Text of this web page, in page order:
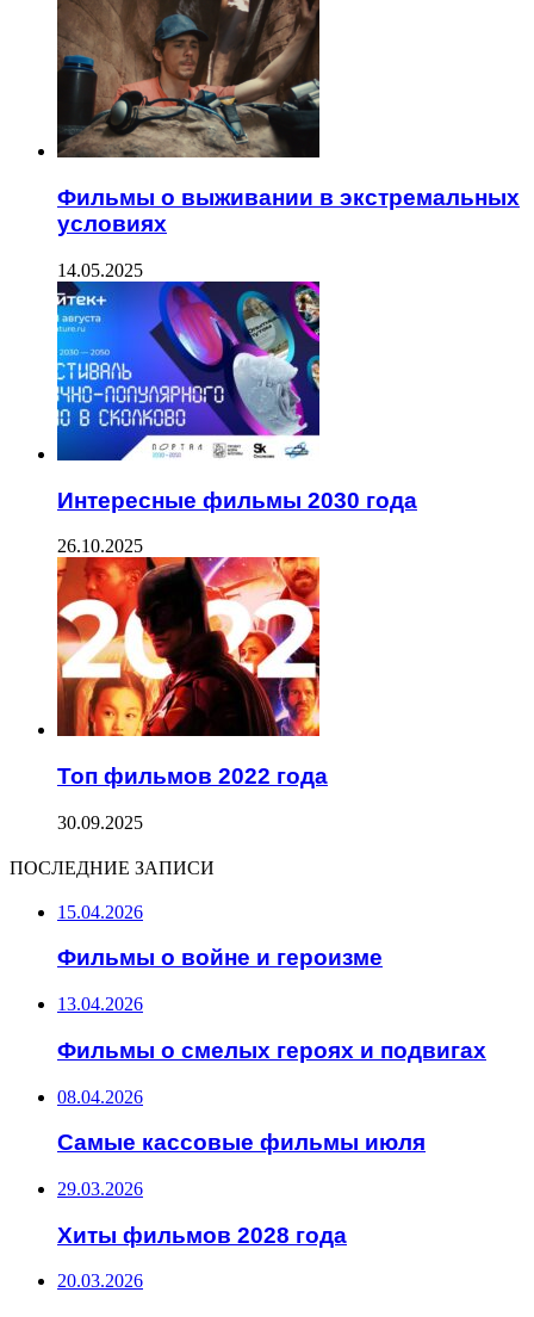
Фильмы о выживании в экстремальных
условиях
14.05.2025
Интересные фильмы 2030 года
26.10.2025
Топ фильмов 2022 года
30.09.2025
ПОСЛЕДНИЕ ЗАПИСИ
15.04.2026
Фильмы о войне и героизме
13.04.2026
Фильмы о смелых героях и подвигах
08.04.2026
Самые кассовые фильмы июля
29.03.2026
Хиты фильмов 2028 года
20.03.2026